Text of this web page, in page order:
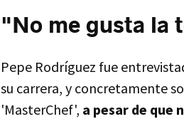
"No me gusta la
Pepe Rodríguez fue
su carrera, y concretamente
'MasterChef', a pesar de que